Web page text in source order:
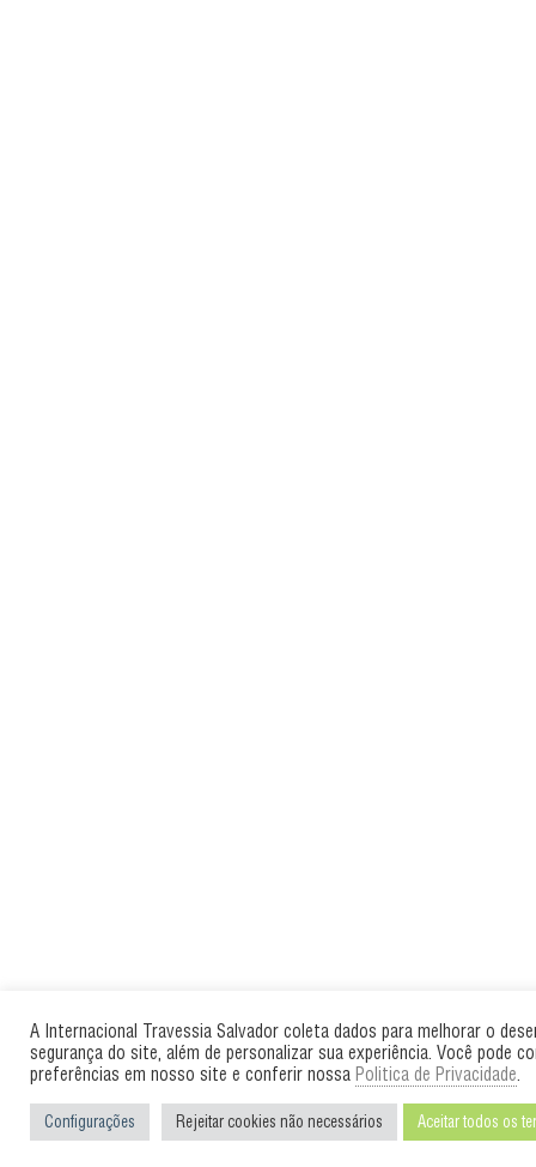
A Internacional Travessia Salvador coleta dados para melhorar o
segurança do site, além de personalizar sua experiência. Você pode
preferências em nosso site e conferir nossa Politica de Privacidade.
Configurações Rejeitar cookies não necessários Aceitar todos os